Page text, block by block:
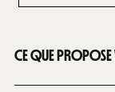
CE QUE